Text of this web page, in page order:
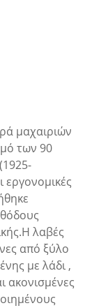
μαχαιριών
των 90
εργονομικές
λαβές
από ξύλο
με λάδι ,
ακονισμένες